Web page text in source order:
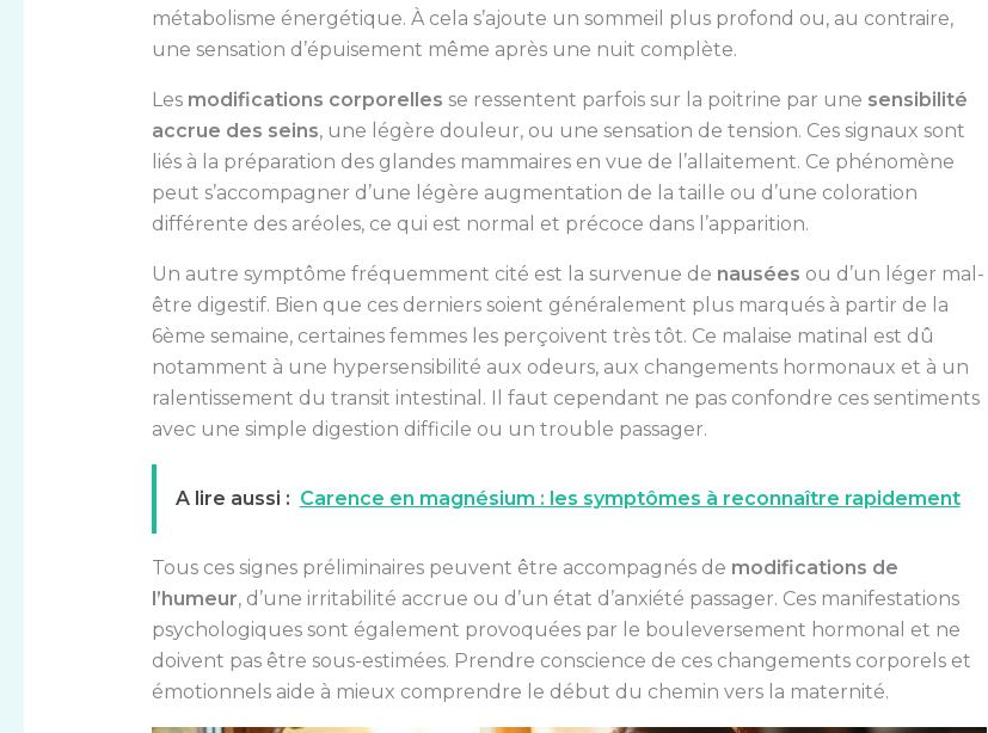
métabolisme énergétique. À cela s’ajoute un sommeil plus profond ou, au contraire,
une sensation d’épuisement même après une nuit complète.
Les modifications corporelles se ressentent parfois sur la poitrine par une sensibilité
accrue des seins, une légère douleur, ou une sensation de tension. Ces signaux sont
liés à la préparation des glandes mammaires en vue de l’allaitement. Ce phénomène
peut s’accompagner d’une légère augmentation de la taille ou d’une coloration
différente des aréoles, ce qui est normal et précoce dans l’apparition.
Un autre symptôme fréquemment cité est la survenue de nausées ou d’un léger mal-
être digestif. Bien que ces derniers soient généralement plus marqués à partir de la
6ème semaine, certaines femmes les perçoivent très tôt. Ce malaise matinal est dû
notamment à une hypersensibilité aux odeurs, aux changements hormonaux et à un
ralentissement du transit intestinal. Il faut cependant ne pas confondre ces sentiments
avec une simple digestion difficile ou un trouble passager.
A lire aussi : Carence en magnésium : les symptômes à reconnaître rapidement
Tous ces signes préliminaires peuvent être accompagnés de modifications de
l’humeur, d’une irritabilité accrue ou d’un état d’anxiété passager. Ces manifestations
psychologiques sont également provoquées par le bouleversement hormonal et ne
doivent pas être sous-estimées. Prendre conscience de ces changements corporels et
émotionnels aide à mieux comprendre le début du chemin vers la maternité.